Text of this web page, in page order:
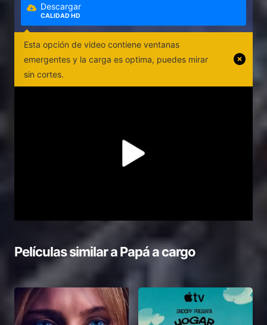
Descargar
CALIDAD HD
Esta opción de video contiene ventanas
emergentes y la carga es optima, puedes mirar
sin cortes.
Películas similar aPapá a cargo